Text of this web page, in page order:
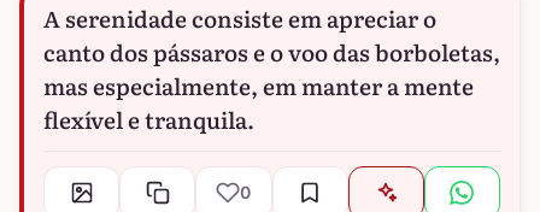
A serenidade consiste em apreciar o
canto dos pássaros e o voo das borboletas,
mas especialmente, em manter a mente
flexível e tranquila.
0